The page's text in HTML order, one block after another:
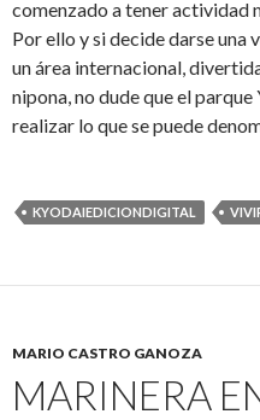
comenzado a tener actividad
Por ello y si decide darse
un área internacional,
nipona, no dude que el
realizar lo que se puede
KYODAIEDICIONDIGITAL
MARIO CASTRO GANOZA
MARINERA